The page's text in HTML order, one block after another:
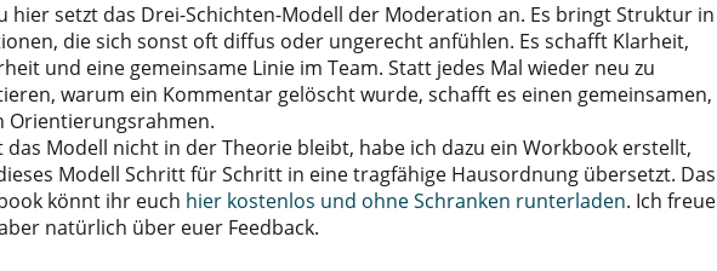
hier setzt das Drei-Schichten-Modell der Moderation an. Es bringt Struktur in
die sich sonst oft diffus oder ungerecht anfühlen. Es schafft Klarheit,
und eine gemeinsame Linie im Team. Statt jedes Mal wieder neu zu
warum ein Kommentar gelöscht wurde, schafft es einen gemeinsamen,
Orientierungsrahmen.
das Modell nicht in der Theorie bleibt, habe ich dazu ein Workbook erstellt,
Modell Schritt für Schritt in eine tragfähige Hausordnung übersetzt. Das
könnt ihr euch hier kostenlos und ohne Schranken runterladen. Ich freue
natürlich über euer Feedback.